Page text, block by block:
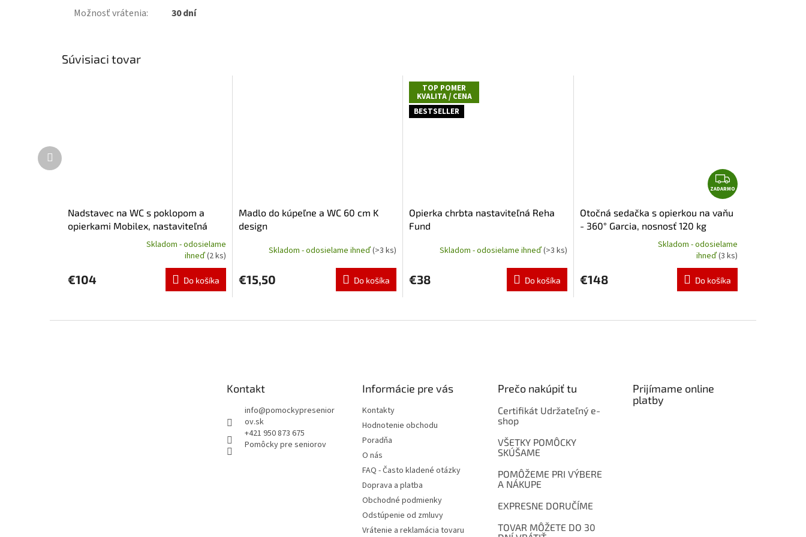
Súvisiaci tovar
Nadstavec na WC s poklopom a
opierkami Mobilex, nastaviteľná
výška 6-10-15cm, nosnosť 120kg
produktu
je
5
Skladom - odosielame
ihneď(2 ks)
€104 Do košíka
Madlo do kúpeľne a WC 60 cm K
design
Skladom - odosielame ihneď(>3 ks)
€15,50 Do košíka
TOP POMER
KVALITA / CENA
BESTSELLER
Opierka chrbta nastaviteľná Reha
Fund
Skladom - odosielame ihneď(>3 ks)
€38 Do košíka
Z
A
A
M
O
ZADARMO
Otočná sedačka s opierkou na vaňu
- 360° Garcia, nosnosť 120 kg
produktu
je
5
Skladom - odosielame
ihneď(3 ks)
€148 Do košíka
Ďalší
produkt
Možnosť vrátenia: 30 dní
Kontakt
info@pomockypresenior
ov.sk
+421 950 873 675
Pomôcky pre seniorov
Informácie pre vás
Kontakty
Hodnotenie obchodu
Poradňa
O nás
FAQ - Často kladené otázky
Doprava a platba
Obchodné podmienky
Odstúpenie od zmluvy
Vrátenie a reklamácia tovaru
Prečo nakúpiť tu
Certifikát Udržateľný e-
shop
VŠETKY POMÔCKY
SKÚŠAME
POMÔŽEME PRI VÝBERE
A NÁKUPE
EXPRESNE DORUČÍME
TOVAR MÔŽETE DO 30
Prijímame online
platby